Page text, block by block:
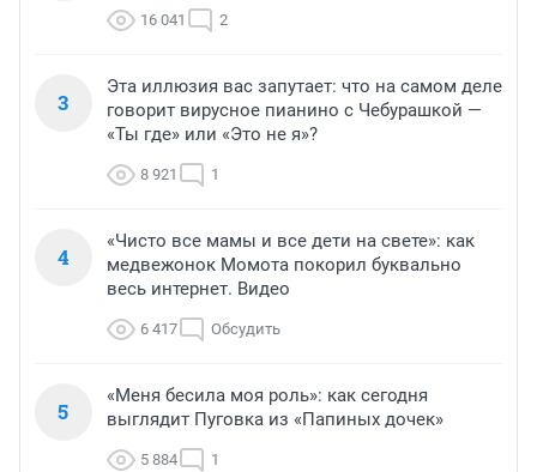
16 041 2
3
Эта иллюзия вас запутает: что на самом деле
говорит вирусное пианино с Чебурашкой —
«Ты где» или «Это не я»?
8 921 1
4
«Чисто все мамы и все дети на свете»: как
медвежонок Момота покорил буквально
весь интернет. Видео
6 417 Обсудить
5
«Меня бесила моя роль»: как сегодня
выглядит Пуговка из «Папиных дочек»
5 884 1